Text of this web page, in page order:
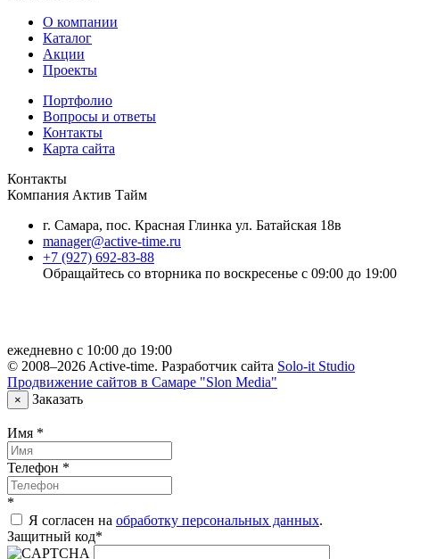
О компании
Каталог
Акции
Проекты
Портфолио
Вопросы и ответы
Контакты
Карта сайта
Контакты
Компания Актив Тайм
г. Самара, пос. Красная Глинка ул. Батайская 18в
manager@active-time.ru
+7 (927) 692-83-88
Обращайтесь со вторника по воскресенье с 09:00 до 19:00
ежедневно с 10:00 до 19:00
© 2008–2026 Active-time. Разработчик сайта Solo-it Studio
Продвижение сайтов в Самаре "Slon Media"
× Заказать
Имя *
Телефон *
*
Я согласен на обработку персональных данных.
Защитный код*